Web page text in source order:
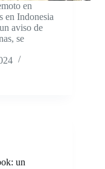
en
en Indonesia
aviso de
se
un